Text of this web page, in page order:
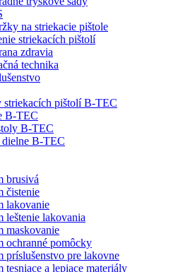
na striekacie pištole
striekacích pištolí
zdravia
technika
striekacích pištolí B-TEC
B-TEC
B-TEC
dielne B-TEC
brusivá
čistenie
lakovanie
leštenie lakovania
maskovanie
ochranné pomôcky
príslušenstvo pre lakovne
tesniace a lepiace materiály